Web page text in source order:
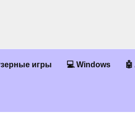
игры 💻 Windows